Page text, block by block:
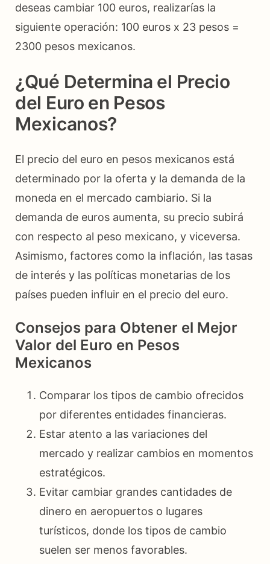
deseas cambiar 100 euros, realizarías la
siguiente operación: 100 euros x 23 pesos =
2300 pesos mexicanos.
¿Qué Determina el Precio
del Euro en Pesos
Mexicanos?
El precio del euro en pesos mexicanos está
determinado por la oferta y la demanda de la
moneda en el mercado cambiario. Si la
demanda de euros aumenta, su precio subirá
con respecto al peso mexicano, y viceversa.
Asimismo, factores como la inflación, las tasas
de interés y las políticas monetarias de los
países pueden influir en el precio del euro.
Consejos para Obtener el Mejor
Valor del Euro en Pesos
Mexicanos
Comparar los tipos de cambio ofrecidos
por diferentes entidades financieras.
Estar atento a las variaciones del
mercado y realizar cambios en momentos
estratégicos.
Evitar cambiar grandes cantidades de
dinero en aeropuertos o lugares
turísticos, donde los tipos de cambio
suelen ser menos favorables.